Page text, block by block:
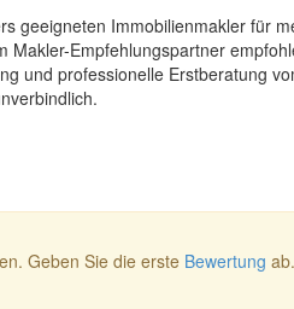
geeigneten Immobilienmakler für
Makler-Empfehlungspartner
und professionelle Erstberatung
Geben Sie die erste Bewertung ab.